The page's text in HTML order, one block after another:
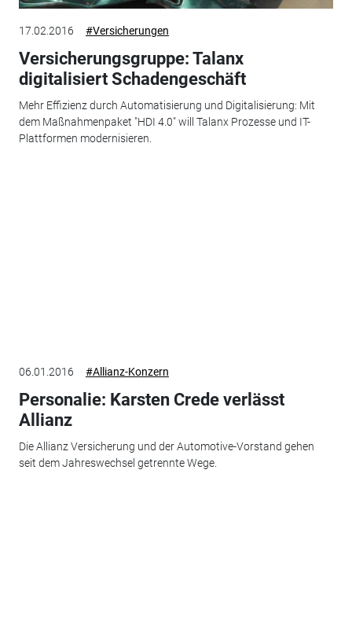
17.02.2016 #Versicherungen
Versicherungsgruppe: Talanx
digitalisiert Schadengeschäft
Mehr Effizienz durch Automatisierung und Digitalisierung: Mit
dem Maßnahmenpaket "HDI 4.0" will Talanx Prozesse und IT-
Plattformen modernisieren.
06.01.2016 #Allianz-Konzern
Personalie: Karsten Crede verlässt
Allianz
Die Allianz Versicherung und der Automotive-Vorstand gehen
seit dem Jahreswechsel getrennte Wege.